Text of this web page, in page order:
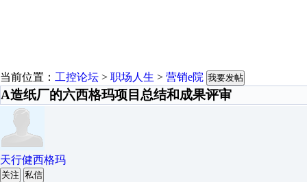
当前位置： 工控论坛 > 职场人生 > 营销e院 我要发帖
A造纸厂的六西格玛项目总结和成果评审
天行健西格玛
关注 私信